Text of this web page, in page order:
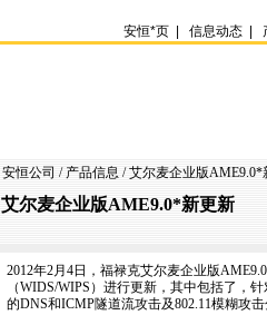
安恒*页 信息动态
安恒公司 / 产品信息 / 艾尔麦企业版AME9.0*
艾尔麦企业版AME9.0*新更新
2012年2月4日，福禄克艾尔麦企业版AME9.0
（WIDS/WIPS）进行更新，其中包括了，
的DNS和ICMP隧道流攻击及802.11模糊攻